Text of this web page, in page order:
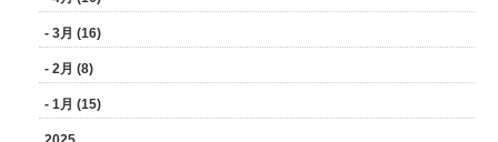
- 3月 (16)
- 2月 (8)
- 1月 (15)